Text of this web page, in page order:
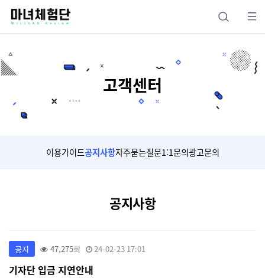
고객센터
이용가이드공지사항자주묻는질문1:1문의광고문의
공지사항
공지 47,275회 24-02-23 17:01
기자단 입금 지연안내